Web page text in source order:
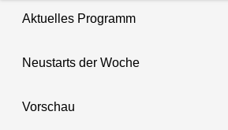
Aktuelles Programm
Neustarts der Woche
Vorschau